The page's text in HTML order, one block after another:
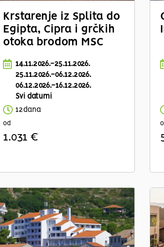
Krstarenje iz Splita do
Egipta, Cipra i grčkih
otoka brodom MSC
14.11.2026.-25.11.2026.
25.11.2026.-06.12.2026.
06.12.2026.-16.12.2026.
Svi datumi
12dana
od
1.031 €